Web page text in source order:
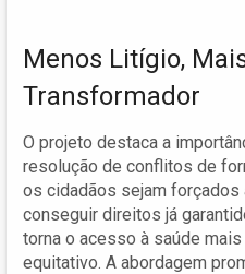
Menos Litígio,
Transformador
O projeto destaca a
resolução de conflitos de
os cidadãos sejam forçados
conseguir direitos já
torna o acesso à saúde
equitativo. A abordagem